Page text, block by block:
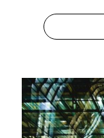
Presse
Mosaik